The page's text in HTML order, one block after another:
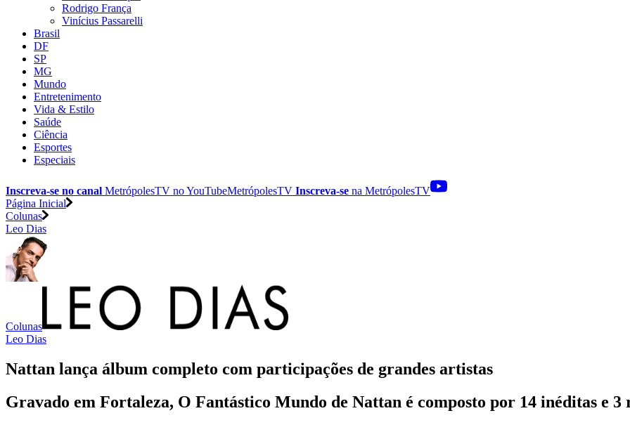
Rodrigo França
Vinícius Passarelli
Brasil
DF
SP
MG
Mundo
Entretenimento
Vida & Estilo
Saúde
Ciência
Esportes
Especiais
Inscreva-se no canal MetrópolesTV noYouTubeMetrópolesTV Inscreva-se na MetrópolesTV
Página Inicial
Colunas
Leo Dias
Colunas
Leo Dias
Nattan lança álbum completo com participações de grandes artistas
Gravado em Fortaleza, O Fantástico Mundo de Nattan é composto por 14 inéditas e 3